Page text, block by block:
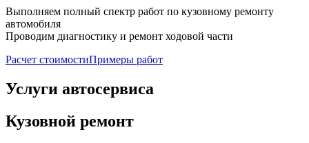
Выполняем полный спектр работ по кузовному ремонту
автомобиля
Проводим диагностику и ремонт ходовой части
Расчет стоимостиПримеры работ
Услуги автосервиса
Кузовной ремонт